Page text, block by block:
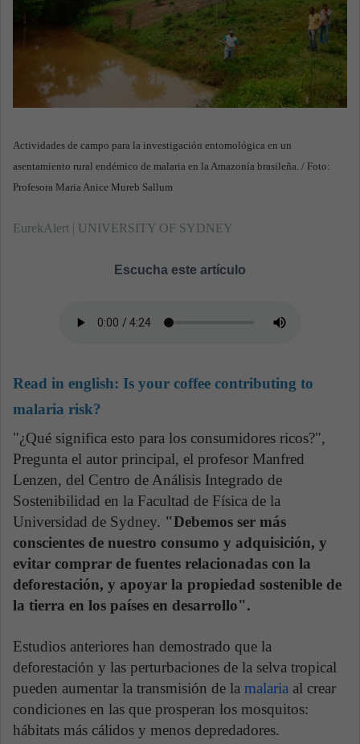
Actividades de campo para la investigación entomológica en un
asentamiento rural endémico de malaria en la Amazonía brasileña. / Foto:
Profesora Maria Anice Mureb Sallum
EurekAlert | UNIVERSITY OF SYDNEY
Escucha este artículo
Read in english: Is your coffee contributing to
malaria risk?
"¿Qué significa esto para los consumidores ricos?",
Pregunta el autor principal, el profesor Manfred
Lenzen, del Centro de Análisis Integrado de
Sostenibilidad en la Facultad de Física de la
Universidad de Sydney. "Debemos ser más
conscientes de nuestro consumo y adquisición, y
evitar comprar de fuentes relacionadas con la
deforestación, y apoyar la propiedad sostenible de
la tierra en los países en desarrollo".
Estudios anteriores han demostrado que la
deforestación y las perturbaciones de la selva tropical
pueden aumentar la transmisión de la malaria al crear
condiciones en las que prosperan los mosquitos:
hábitats más cálidos y menos depredadores.